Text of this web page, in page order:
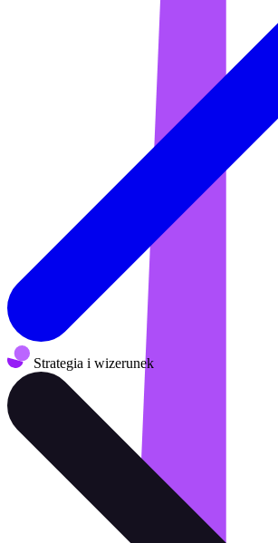
Strategia i wizerunek